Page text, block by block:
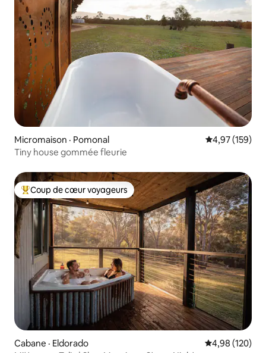
Micromaison · Pomonal Note
4,97 (159)
Tiny house gommée fleurie
Coup de cœur voyageurs parmi les plus aimés
Coup de cœur voyageurs
Cabane · Eldorado Note
4,98 (120)